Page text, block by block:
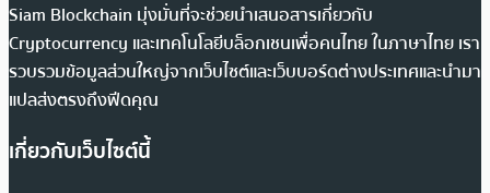
Siam Blockchain มุ่งมั่นที่จะช่วยนำเสนอสารเกี่ยวกับ
Cryptocurrency และเทคโนโลยีบล็อกเชนเพื่อคนไทย ในภาษาไทย เรา
รวบรวมข้อมูลส่วนใหญ่จากเว็บไซต์และเว็บบอร์ดต่างประเทศและนำมา
แปลส่งตรงถึงฟีดคุณ
เกี่ยวกับเว็บไซต์นี้